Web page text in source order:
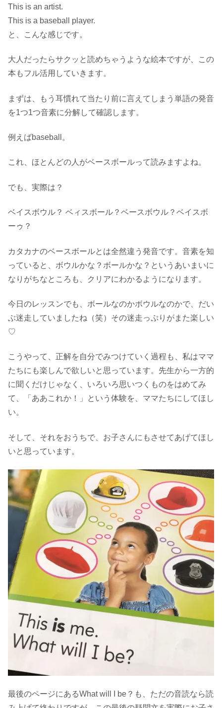
This is an artist.
This is a baseball player.
と、こんな感じです。
大人だったらサクッと読めちゃうような絵本ですが、この
本もフル活用していきます。
まずは、もう耳慣れて当たり前に言えてしまう単語の発音
を1つ1つ音素に分解して確認します。
例えばbaseball。
これ、ほとんどの人がベースボールって読みますよね。
でも、実際は？
ベイスボウル？ ベィスボール？ベースボウル？ベイスボ
ーゥ？
カタカナのベースボールとは全然違う発音です。音素を知
っていると、ボウルかな？ボールかな？というあいまいに
なりがちなところも、クリアにわかるようになります。
今日のレッスンでも、ボールなのかボウルなのかで、だい
ぶ迷走していましたね（笑）その迷走っぷりがまた楽しい
♡
こうやって、正解を自分でみつけていく過程も、私はママ
たちにも楽しんで欲しいと思っています。先生から一方的
に聞くだけじゃなく、いろいろ思いつくものをはめてみ
て、「ああこれか！」という体験を、ママたちにしてほし
い。
そして、それをおうちで、お子さんにもさせてあげてほし
いと思っています。
最後のページにあるWhat will I be？も、ただの音読なら読